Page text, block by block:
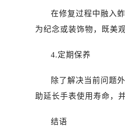
在修复过程中融入
为纪念或装饰物，既美
4.定期保养
除了解决当前问题
助延长手表使用寿命，
结语